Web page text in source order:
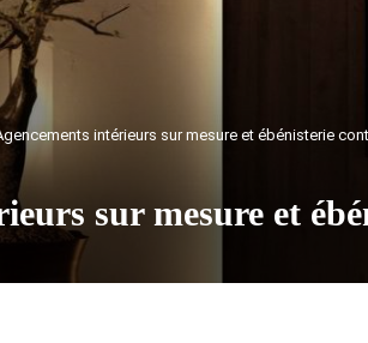
intérieurs sur mesure et ébénisterie
sur mesure et